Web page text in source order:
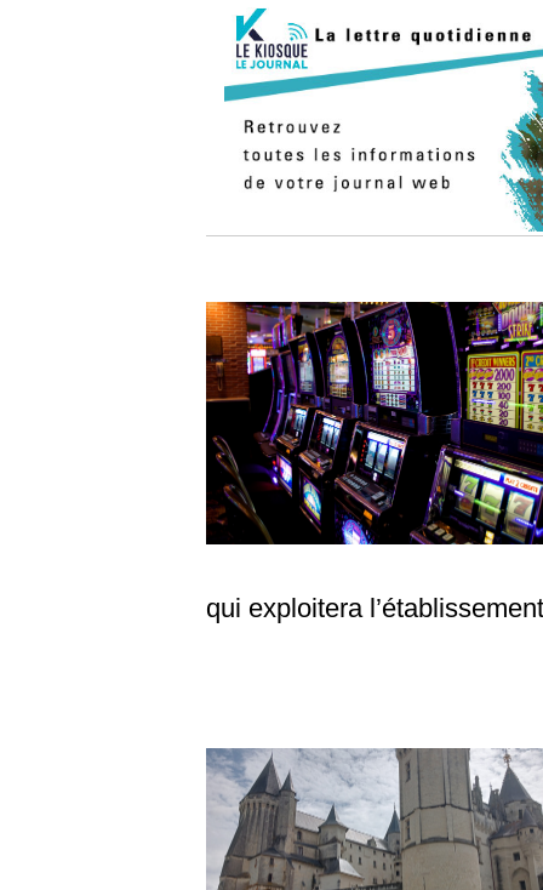
qui exploitera